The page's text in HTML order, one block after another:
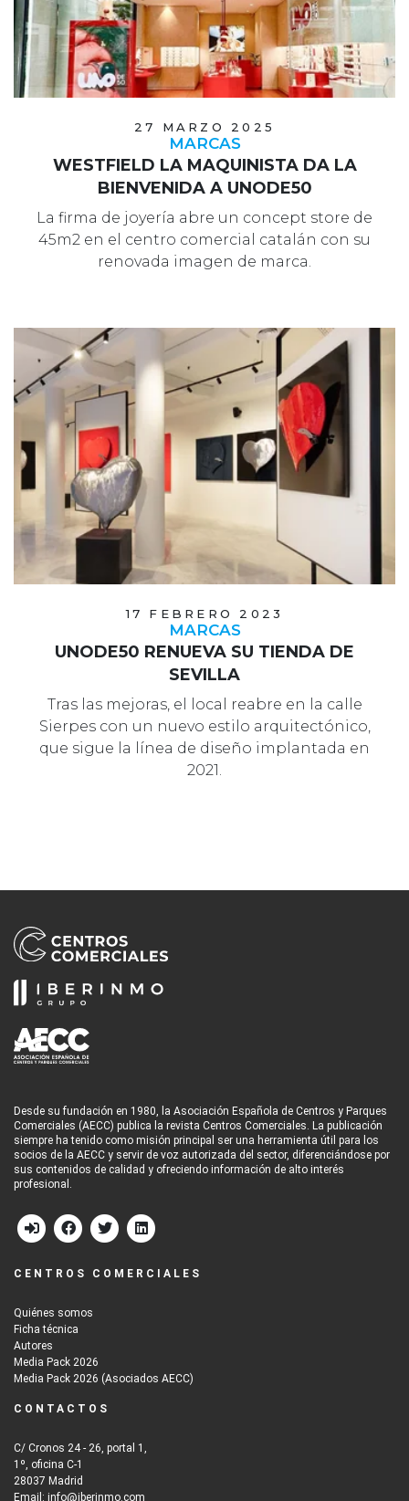
27 MARZO 2025
MARCAS
WESTFIELD LA MAQUINISTA DA LA
BIENVENIDA A UNODE50
La firma de joyería abre un concept store de
45m2 en el centro comercial catalán con su
renovada imagen de marca.
17 FEBRERO 2023
MARCAS
UNODE50 RENUEVA SU TIENDA DE
SEVILLA
Tras las mejoras, el local reabre en la calle
Sierpes con un nuevo estilo arquitectónico,
que sigue la línea de diseño implantada en
2021.
Desde su fundación en 1980, la Asociación Española de Centros y Parques
Comerciales (AECC) publica la revista Centros Comerciales. La publicación
siempre ha tenido como misión principal ser una herramienta útil para los
socios de la AECC y servir de voz autorizada del sector, diferenciándose por
sus contenidos de calidad y ofreciendo información de alto interés
profesional.
CENTROS COMERCIALES
Quiénes somos
Ficha técnica
Autores
Media Pack 2026
Media Pack 2026 (Asociados AECC)
CONTACTOS
C/ Cronos 24 - 26, portal 1,
1º, oficina C-1
28037 Madrid
Email: info@iberinmo.com